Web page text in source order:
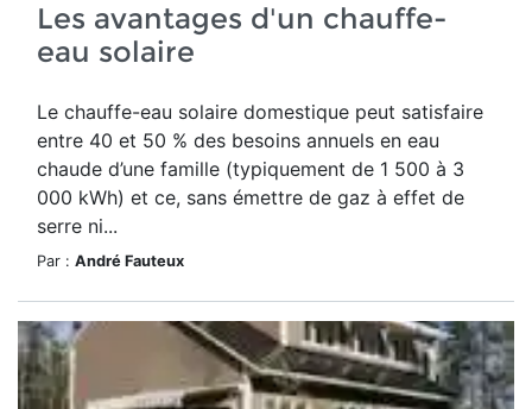
Les avantages d'un chauffe-
eau solaire
Le chauffe-eau solaire domestique peut satisfaire
entre 40 et 50 % des besoins annuels en eau
chaude d’une famille (typiquement de 1 500 à 3
000 kWh) et ce, sans émettre de gaz à effet de
serre ni...
Par : André Fauteux